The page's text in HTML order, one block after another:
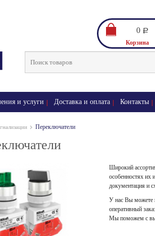
0 Р
Корзина
и услуги Доставка и оплата Контакты
Переключатели
Широкий
особенностях их
документация и
У нас Вы можете
оперативный
Мы поможем с